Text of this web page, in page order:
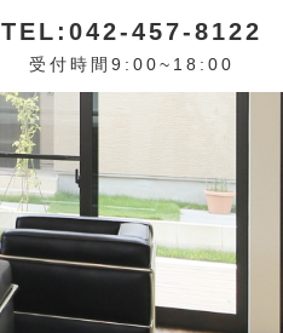
TEL:042-457-8122
受付時間9:00~18:00